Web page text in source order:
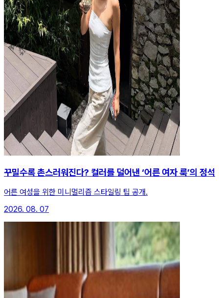
꾸밀수록 촌스러워진다? 컬러를 덜어낸 ‘어른 여자 룩’의 정석
어른 여성을 위한 미니멀리즘 스타일링 팁 공개.
2026. 08. 07